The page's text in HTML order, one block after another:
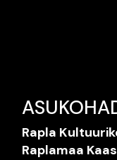
Rapla
Raplamaa